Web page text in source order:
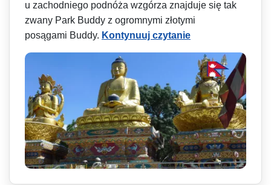
u zachodniego podnóża wzgórza znajduje się tak
zwany Park Buddy z ogromnymi złotymi
posągami Buddy. Kontynuuj czytanie